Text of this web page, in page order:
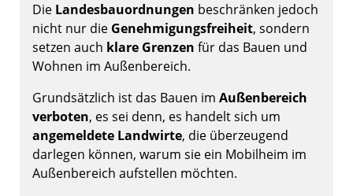
Die Landesbauordnungen beschränken jedoch
nicht nur die Genehmigungsfreiheit, sondern
setzen auch klare Grenzen für das Bauen und
Wohnen im Außenbereich.
Grundsätzlich ist das Bauen im Außenbereich
verboten, es sei denn, es handelt sich um
angemeldete Landwirte, die überzeugend
darlegen können, warum sie ein Mobilheim im
Außenbereich aufstellen möchten.